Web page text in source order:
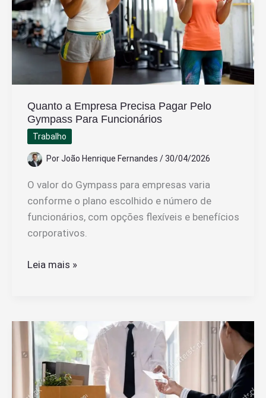
Quanto a Empresa Precisa Pagar Pelo
Gympass Para Funcionários
Trabalho
PorJoão Henrique Fernandes /30/04/2026
O valor do Gympass para empresas varia
conforme o plano escolhido e número de
funcionários, com opções flexíveis e benefícios
corporativos.
Quanto
Pagar
Pelo
Gympass
Para
Funcionários
Leia mais »